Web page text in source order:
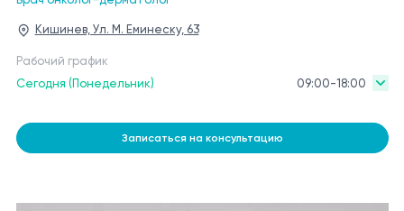
Кишинев, Ул. М. Еминеску, 63
Рабочий график
Сегодня (Понедельник)
09:00-18:00
Записаться на консультацию